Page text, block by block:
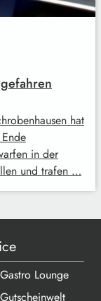
hat
in der
und trafen …
Gastro Lounge
Gutscheinwelt